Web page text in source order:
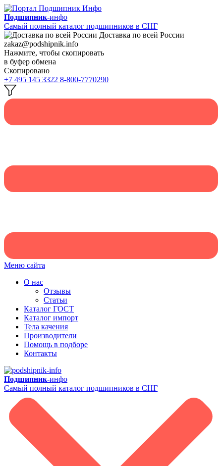
Подшипник-инфо
Самый полный каталог подшипников в СНГ
Доставка по всей России
zakaz@podshipnik.info
Нажмите, чтобы скопировать
в буфер обмена
Скопировано
+7 495 145 3322 8-800-7770290
Меню сайта
О нас
Отзывы
Статьи
Каталог ГОСТ
Каталог импорт
Тела качения
Производители
Помощь в подборе
Контакты
Подшипник-инфо
Самый полный каталог подшипников в СНГ